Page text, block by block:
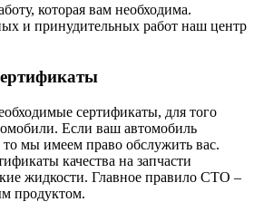
которая вам необходима.
и принудительных работ наш центр
сертификаты, для того
Если ваш автомобиль
то мы имеем право обслужить вас.
качества на запчасти
жидкости. Главное правило СТО –
продуктом.